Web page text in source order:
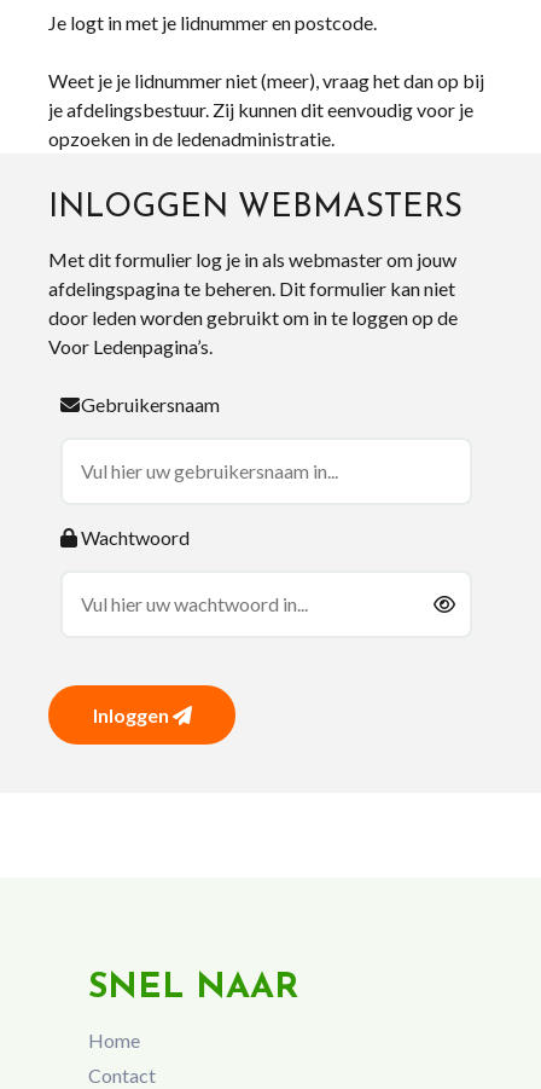
Je logt in met je lidnummer en postcode.
Weet je je lidnummer niet (meer), vraag het dan op bij
je afdelingsbestuur. Zij kunnen dit eenvoudig voor je
opzoeken in de ledenadministratie.
INLOGGEN WEBMASTERS
Met dit formulier log je in als webmaster om jouw
afdelingspagina te beheren. Dit formulier kan niet
door leden worden gebruikt om in te loggen op de
Voor Ledenpagina’s.
Gebruikersnaam
Wachtwoord
Inloggen
SNEL NAAR
Home
Contact